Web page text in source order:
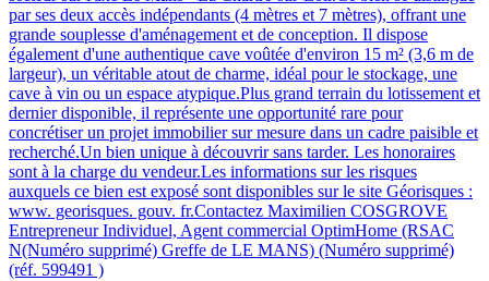
par ses deux accès indépendants (4 mètres et 7 mètres), offrant une
grande souplesse d'aménagement et de conception. Il dispose
également d'une authentique cave voûtée d'environ 15 m² (3,6 m de
largeur), un véritable atout de charme, idéal pour le stockage, une
cave à vin ou un espace atypique.Plus grand terrain du lotissement et
dernier disponible, il représente une opportunité rare pour
concrétiser un projet immobilier sur mesure dans un cadre paisible et
recherché.Un bien unique à découvrir sans tarder. Les honoraires
sont à la charge du vendeur.Les informations sur les risques
auxquels ce bien est exposé sont disponibles sur le site Géorisques :
www. georisques. gouv. fr.Contactez Maximilien COSGROVE
Entrepreneur Individuel, Agent commercial OptimHome (RSAC
N(Numéro supprimé) Greffe de LE MANS) (Numéro supprimé)
(réf. 599491 )